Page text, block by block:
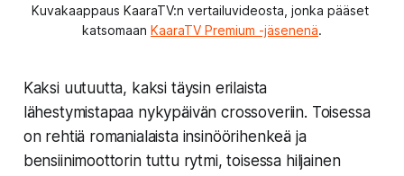
Kuvakaappaus KaaraTV:n vertailuvideosta, jonka pääset
katsomaan KaaraTV Premium -jäsenenä.
Kaksi uutuutta, kaksi täysin erilaista
lähestymistapaa nykypäivän crossoveriin. Toisessa
on rehtiä romanialaista insinöörihenkeä ja
bensiinimoottorin tuttu rytmi, toisessa hiljainen